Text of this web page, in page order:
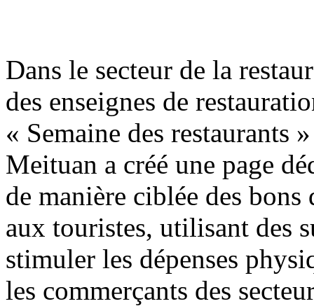
Dans le secteur de la
des enseignes de
« Semaine des restaurants
Meituan a créé une page
de manière ciblée des
aux touristes, utilisant des
stimuler les dépenses
les commerçants des